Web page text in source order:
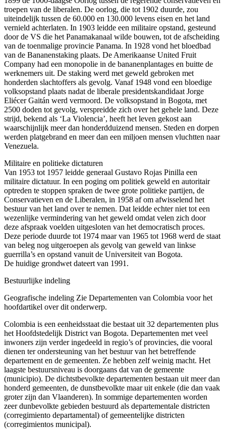
troepen van de liberalen. De oorlog, die tot 1902 duurde, zou
uiteindelijk tussen de 60.000 en 130.000 levens eisen en het land
vernield achterlaten. In 1903 leidde een militaire opstand, gesteund
door de VS die het Panamakanaal wilde bouwen, tot de afscheiding
van de toenmalige provincie Panama. In 1928 vond het bloedbad
van de Bananenstaking plaats. De Amerikaanse United Fruit
Company had een monopolie in de bananenplantages en buitte de
werknemers uit. De staking werd met geweld gebroken met
honderden slachtoffers als gevolg. Vanaf 1948 vond een bloedige
volksopstand plaats nadat de liberale presidentskandidaat Jorge
Eliécer Gaitán werd vermoord. De volksopstand in Bogota, met
2500 doden tot gevolg, verspreidde zich over het gehele land. Deze
strijd, bekend als ‘La Violencia’, heeft het leven gekost aan
waarschijnlijk meer dan honderdduizend mensen. Steden en dorpen
werden platgebrand en meer dan een miljoen mensen vluchtten naar
Venezuela.
Militaire en politieke dictaturen
Van 1953 tot 1957 leidde generaal Gustavo Rojas Pinilla een
militaire dictatuur. In een poging om politiek geweld en autoritair
optreden te stoppen spraken de twee grote politieke partijen, de
Conservatieven en de Liberalen, in 1958 af om afwisselend het
bestuur van het land over te nemen. Dat leidde echter niet tot een
wezenlijke vermindering van het geweld omdat velen zich door
deze afspraak voelden uitgesloten van het democratisch proces.
Deze periode duurde tot 1974 maar van 1965 tot 1968 werd de staat
van beleg nog uitgeroepen als gevolg van geweld van linkse
guerrilla’s en opstand vanuit de Universiteit van Bogota.
De huidige grondwet dateert van 1991.
Bestuurlijke indeling
Geografische indeling Zie Departementen van Colombia voor het
hoofdartikel over dit onderwerp.
Colombia is een eenheidsstaat die bestaat uit 32 departementen plus
het Hoofdstedelijk District van Bogota. Departementen met veel
inwoners zijn verder ingedeeld in regio’s of provincies, die vooral
dienen ter ondersteuning van het bestuur van het betreffende
departement en de gemeenten. Ze hebben zelf weinig macht. Het
laagste bestuursniveau is doorgaans dat van de gemeente
(municipio). De dichtstbevolkte departementen bestaan uit meer dan
honderd gemeenten, de dunstbevolkte maar uit enkele (die dan vaak
groter zijn dan Vlaanderen). In sommige departementen worden
zeer dunbevolkte gebieden bestuurd als departementale districten
(corregimiento departamental) of gemeentelijke districten
(corregimientos municipal).